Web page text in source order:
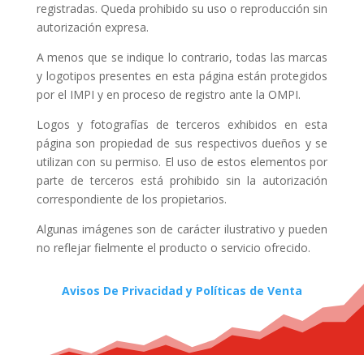
registradas. Queda prohibido su uso o reproducción sin
autorización expresa.
A menos que se indique lo contrario, todas las marcas
y logotipos presentes en esta página están protegidos
por el IMPI y en proceso de registro ante la OMPI.
Logos y fotografías de terceros exhibidos en esta
página son propiedad de sus respectivos dueños y se
utilizan con su permiso. El uso de estos elementos por
parte de terceros está prohibido sin la autorización
correspondiente de los propietarios.
Algunas imágenes son de carácter ilustrativo y pueden
no reflejar fielmente el producto o servicio ofrecido.
Avisos De Privacidad y Políticas de Venta